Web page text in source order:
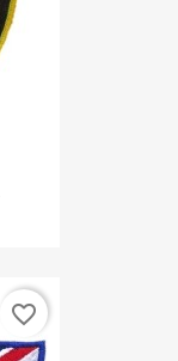
favorite_border